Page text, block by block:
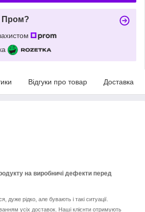
Пром?
Відгуки про товар Доставка
на виробничі дефекти перед
дуже рідко, але бувають і такі ситуації.
усіх доставок. Наші клієнти отримують